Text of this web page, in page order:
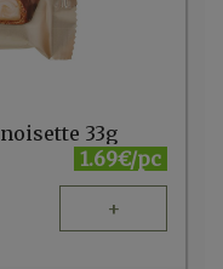
33g
1.69€/pc
+